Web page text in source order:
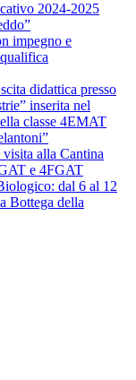
2024-2025
impegno e
didattica presso
inserita nel
classe 4EMAT
alla Cantina
e 4FGAT
dal 6 al 12
Bottega della